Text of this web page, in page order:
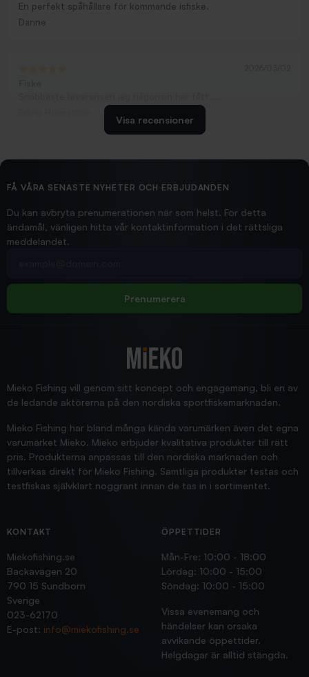
En perfekt spåhållare för kommande isfiske.
Danne
2026/02/19
Hittade exakt vad jag behövde. Snabb och bra...
Jensa
Visa recensioner
FÅ VÅRA SENASTE NYHETER OCH ERBJUDANDEN
Du kan avbryta prenumerationen när som helst. För detta
ändamål, vänligen hitta vår kontaktinformation i det rättsliga
meddelandet.
Prenumerera
Mieko Fishing vill genom sitt koncept och engagemang, bli en av
de ledande aktörerna på den nordiska sportfiskemarknaden.
Mieko Fishing har bland många kända varumärken även det egna
varumärket Mieko. Mieko erbjuder kvalitativa produkter till rätt
pris. Produkterna anpassas till den nordiska marknaden och
tillverkas direkt för Mieko Fishing. Samtliga produkter testas och
testfiskas självklart noggrant innan de tas in i sortimentet.
KONTAKT
Miekofishing.se
Backavägen 20
790 15 Sundborn
Sverige
023-62170
E-post: info@miekofishing.se
ÖPPETTIDER
Mån-Fre: 10:00 - 18:00
Lördag: 10:00 - 15:00
Söndag: 10:00 - 15:00
Vissa evenemang och
händelser kan orsaka
avvikande öppettider.
Helgdagar är alltid stängda.